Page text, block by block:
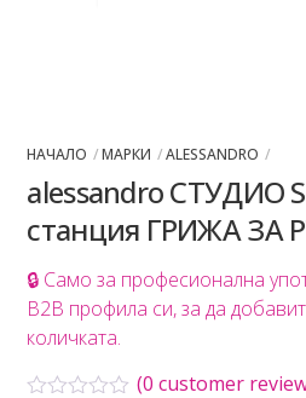
НАЧАЛО МАРКИ ALESSANDRO
alessandro СТУДИО
станция ГРИЖА ЗА
🔒 Само за професионална
B2B профила си, за да
количката.
(0 customer